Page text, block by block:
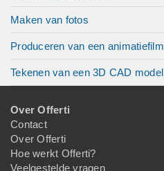
Maken van fotos
Produceren van een animatiefilm
Tekenen van een 3D CAD model
Over Offerti
Contact
Over Offerti
Hoe werkt Offerti?
Veelgestelde vragen